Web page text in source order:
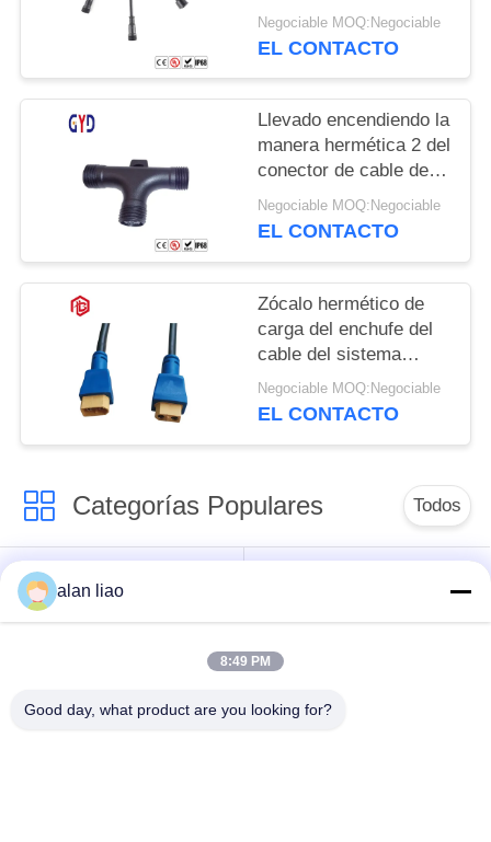
alambre eléctrico del
conector de cable del
Negociable MOQ:Negociable
EL CONTACTO
Llevado encendiendo la
manera hermética 2 del
conector de cable del
tornillo 3 3 tipo de 4 Pin
T
Negociable MOQ:Negociable
EL CONTACTO
Zócalo hermético de
carga del enchufe del
cable del sistema
eléctrico del conector
de IP68 XT60
Negociable MOQ:Negociable
EL CONTACTO
Categorías Populares Todos
Conector circular
impermeable
de la baja tensión
impermeable de los
Tenedor de la
alan liao
8:49 PM
Good day, what product are you looking for?